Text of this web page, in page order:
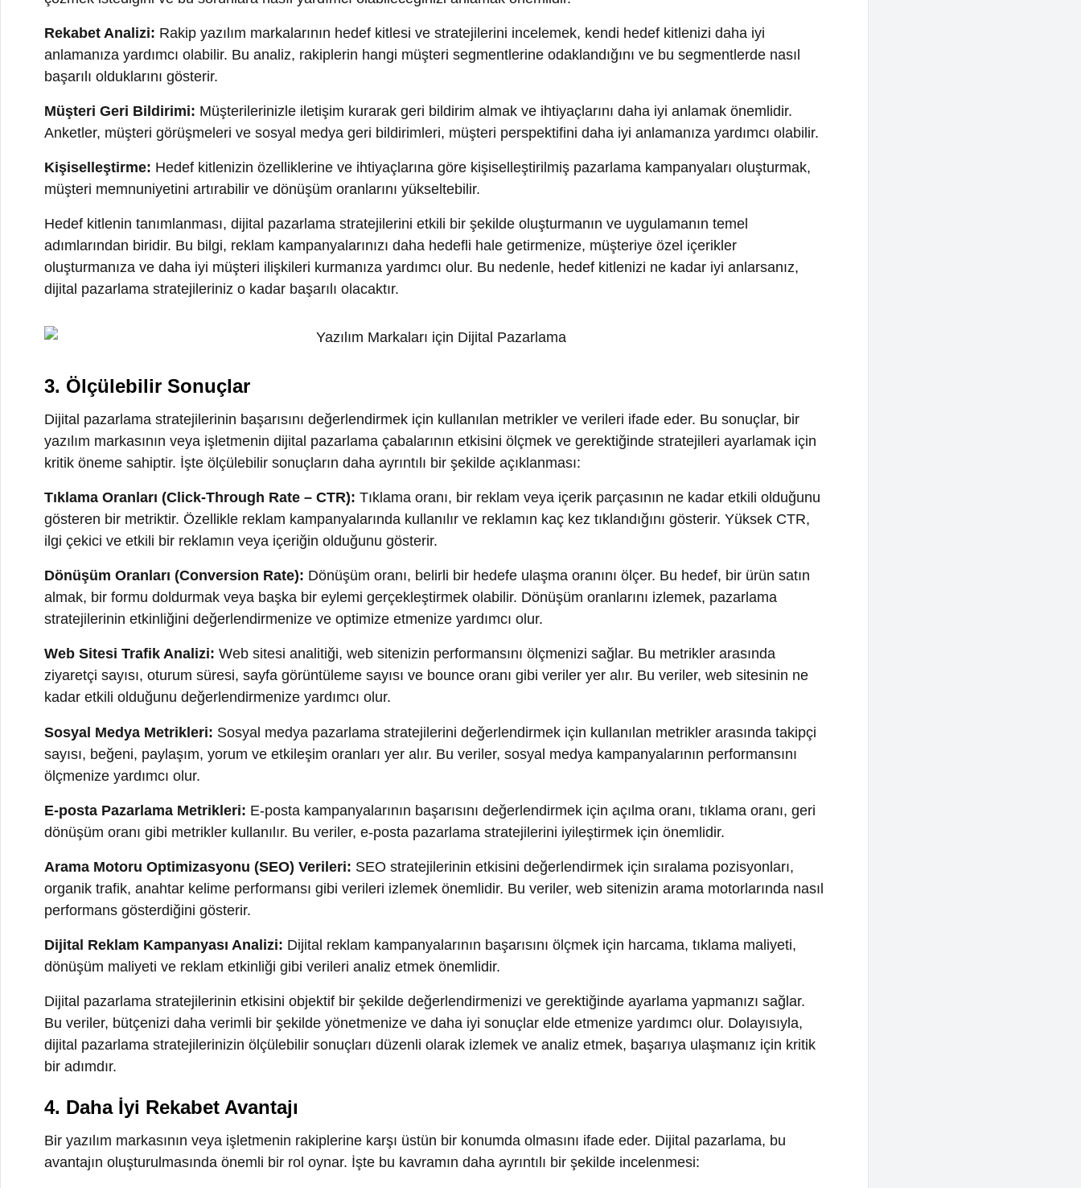
Kişiselleştirme:Hedef kitlenizin özelliklerine ve ihtiyaçlarına göre kişiselleştirilmiş pazarlama kampanyaları oluşturmak,
müşteri memnuniyetini artırabilir ve dönüşüm oranlarını yükseltebilir.
Hedef kitlenin tanımlanması, dijital pazarlama stratejilerini etkili bir şekilde oluşturmanın ve uygulamanın temel
oluşturmanıza ve daha iyi müşteri ilişkileri kurmanıza yardımcı olur. Bu nedenle, hedef kitlenizi ne kadar iyi anlarsanız,
dijital pazarlama stratejileriniz o kadar başarılı olacaktır.
3. Ölçülebilir Sonuçlar
Dijital pazarlama stratejilerinin başarısını değerlendirmek için kullanılan metrikler ve verileri ifade eder. Bu sonuçlar, bir
yazılım markasının veya işletmenin dijital pazarlama çabalarının etkisini ölçmek ve gerektiğinde stratejileri ayarlamak için
kritik öneme sahiptir. İşte ölçülebilir sonuçların daha ayrıntılı bir şekilde açıklanması:
Tıklama Oranları (Click-Through Rate – CTR):Tıklama oranı, bir reklam veya içerik parçasının ne kadar etkili olduğunu
ilgi çekici ve etkili bir reklamın veya içeriğin olduğunu gösterir.
almak, bir formu doldurmak veya başka bir eylemi gerçekleştirmek olabilir. Dönüşüm oranlarını izlemek, pazarlama
stratejilerinin etkinliğini değerlendirmenize ve optimize etmenize yardımcı olur.
ziyaretçi sayısı, oturum süresi, sayfa görüntüleme sayısı ve bounce oranı gibi veriler yer alır. Bu veriler, web sitesinin ne
kadar etkili olduğunu değerlendirmenize yardımcı olur.
Sosyal Medya Metrikleri:
Sosyal medya pazarlama stratejilerini değerlendirmek için kullanılan metrikler arasında takipçi
sayısı, beğeni, paylaşım, yorum ve etkileşim oranları yer alır. Bu veriler, sosyal medya kampanyalarının performansını
ölçmenize yardımcı olur.
E-posta Pazarlama Metrikleri: E-posta kampanyalarının başarısını değerlendirmek için açılma oranı, tıklama oranı, geri
dönüşüm oranı gibi metrikler kullanılır. Bu veriler, e-posta pazarlama stratejilerini iyileştirmek için önemlidir.
Arama Motoru Optimizasyonu (SEO) Verileri:SEO stratejilerinin etkisini değerlendirmek için sıralama pozisyonları,
organik trafik, anahtar kelime performansı gibi verileri izlemek önemlidir. Bu veriler, web sitenizin arama motorlarında nasıl
Dijital Reklam Kampanyası Analizi:Dijital reklam kampanyalarının başarısını ölçmek için harcama, tıklama maliyeti,
dönüşüm maliyeti ve reklam etkinliği gibi verileri analiz etmek önemlidir.
Dijital pazarlama stratejilerinin etkisini objektif bir şekilde değerlendirmenizi ve gerektiğinde ayarlama yapmanızı sağlar.
Bu veriler, bütçenizi daha verimli bir şekilde yönetmenize ve daha iyi sonuçlar elde etmenize yardımcı olur. Dolayısıyla,
dijital pazarlama stratejilerinizin ölçülebilir sonuçları düzenli olarak izlemek ve analiz etmek, başarıya ulaşmanız için kritik
bir adımdır.
4. Daha İyi Rekabet Avantajı
avantajın oluşturulmasında önemli bir rol oynar. İşte bu kavramın daha ayrıntılı bir şekilde incelenmesi:
psikografik ve davranışsal verilere dayalı olarak müşterilerinizin kim olduğunu, neleri tercih ettiğini ve nasıl bir deneyim
aradığınızı anlayabilirsiniz. Bu bilgiler, ürünlerinizi ve hizmetlerinizi daha iyi şekillendirmenize yardımcı olur.
Kişiselleştirilmiş Pazarlama:Dijital pazarlama stratejileri, kişiselleştirilmiş içerikler ve teklifler sunmanıza olanak tanır.
Müşterilere özel mesajlar ve kampanyalar oluşturmak, müşteri bağlılığını artırır ve daha fazla satış yapmanıza yardımcı
olanak tanır. Tıklama oranları, dönüşüm oranları, web sitesi trafiği gibi metrikler, hangi stratejilerin işe yaradığını ve
hangilerinin düzeltilmesi gerektiğini gösterir. Bu sayede rekabetçi avantajınızı sürdürebilirsiniz.